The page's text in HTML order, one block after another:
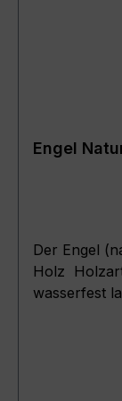
Engel
Der Engel (natur)
Holz
wasserfest